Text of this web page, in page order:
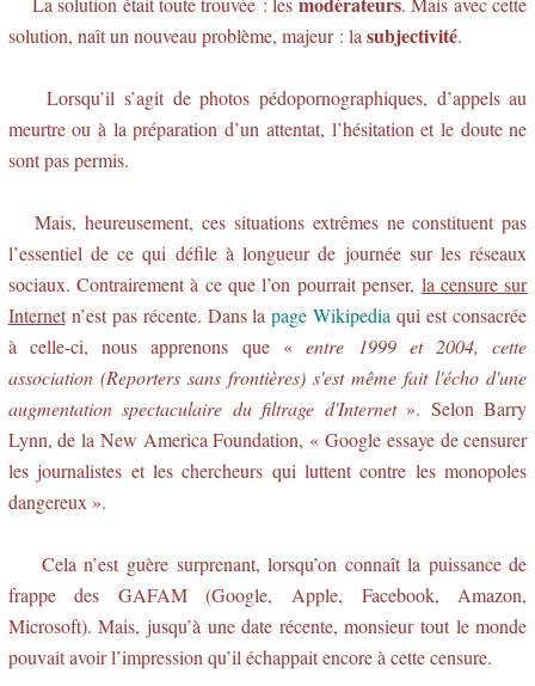
solution, naît un nouveau problème, majeur : la subjectivité.
Lorsqu’il s’agit de photos pédopornographiques, d’appels au
meurtre ou à la préparation d’un attentat, l’hésitation et le doute ne
sont pas permis.
Mais, heureusement, ces situations extrêmes ne constituent pas
l’essentiel de ce qui défile à longueur de journée sur les réseaux
sociaux. Contrairement à ce que l’on pourrait penser, la censure sur
Internetn’est pas récente. Dans lapage Wikipedia qui est consacrée
à celle-ci, nous apprenons que «entre 1999 et 2004, cette
association (Reporters sans frontières) s'est même fait l'écho d'une
augmentation spectaculaire du filtrage d'Internet». Selon Barry
Lynn, de la New America Foundation, « Google essaye de censurer
les journalistes et les chercheurs qui luttent contre les monopoles
dangereux ».
Cela n’est guère surprenant, lorsqu’on connaît la puissance de
frappe des GAFAM (Google, Apple, Facebook, Amazon,
Microsoft). Mais, jusqu’à une date récente, monsieur tout le monde
pouvait avoir l’impression qu’il échappait encore à cette censure.